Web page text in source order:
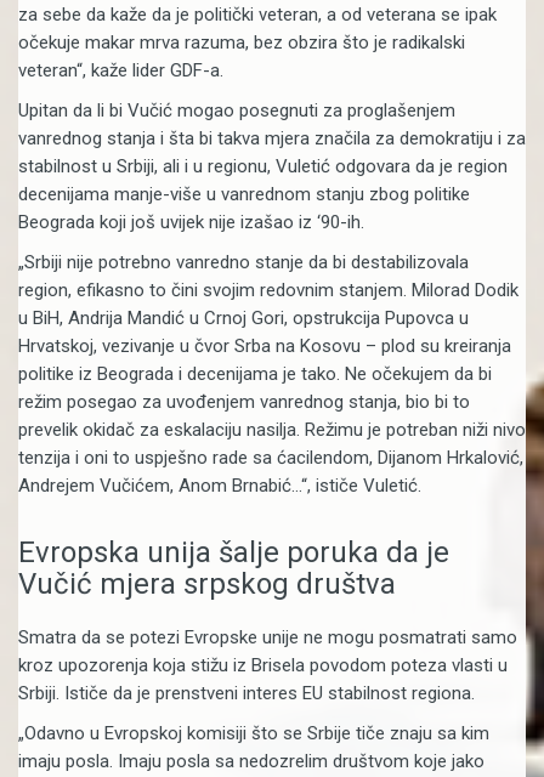
za sebe da kaže da je politički veteran, a od veterana se ipak
očekuje makar mrva razuma, bez obzira što je radikalski
veteran“, kaže lider GDF-a.
Upitan da li bi Vučić mogao posegnuti za proglašenjem
vanrednog stanja i šta bi takva mjera značila za demokratiju i za
stabilnost u Srbiji, ali i u regionu, Vuletić odgovara da je region
decenijama manje-više u vanrednom stanju zbog politike
Beograda koji još uvijek nije izašao iz ‘90-ih.
„Srbiji nije potrebno vanredno stanje da bi destabilizovala
region, efikasno to čini svojim redovnim stanjem. Milorad Dodik
u BiH, Andrija Mandić u Crnoj Gori, opstrukcija Pupovca u
Hrvatskoj, vezivanje u čvor Srba na Kosovu – plod su kreiranja
politike iz Beograda i decenijama je tako. Ne očekujem da bi
režim posegao za uvođenjem vanrednog stanja, bio bi to
prevelik okidač za eskalaciju nasilja. Režimu je potreban niži nivo
tenzija i oni to uspješno rade sa ćacilendom, Dijanom Hrkalović,
Andrejem Vučićem, Anom Brnabić…“, ističe Vuletić.
Evropska unija šalje poruka da je
Vučić mjera srpskog društva
Smatra da se potezi Evropske unije ne mogu posmatrati samo
kroz upozorenja koja stižu iz Brisela povodom poteza vlasti u
Srbiji. Ističe da je prenstveni interes EU stabilnost regiona.
„Odavno u Evropskoj komisiji što se Srbije tiče znaju sa kim
imaju posla. Imaju posla sa nedozrelim društvom koje jako